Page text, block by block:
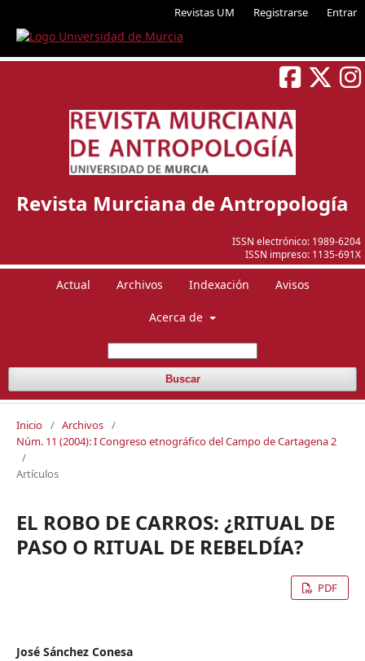
Revistas UM Registrarse Entrar
ISSN electrónico: 1989-6204
ISSN impreso: 1135-691X
Revista Murciana de Antropología
Actual Archivos Indexación Avisos
Acerca de
Buscar
Inicio / Archivos /
Núm. 11 (2004): I Congreso etnográfico del Campo de Cartagena 2
/
Artículos
EL ROBO DE CARROS: ¿RITUAL DE
PASO O RITUAL DE REBELDÍA?
PDF
José Sánchez Conesa